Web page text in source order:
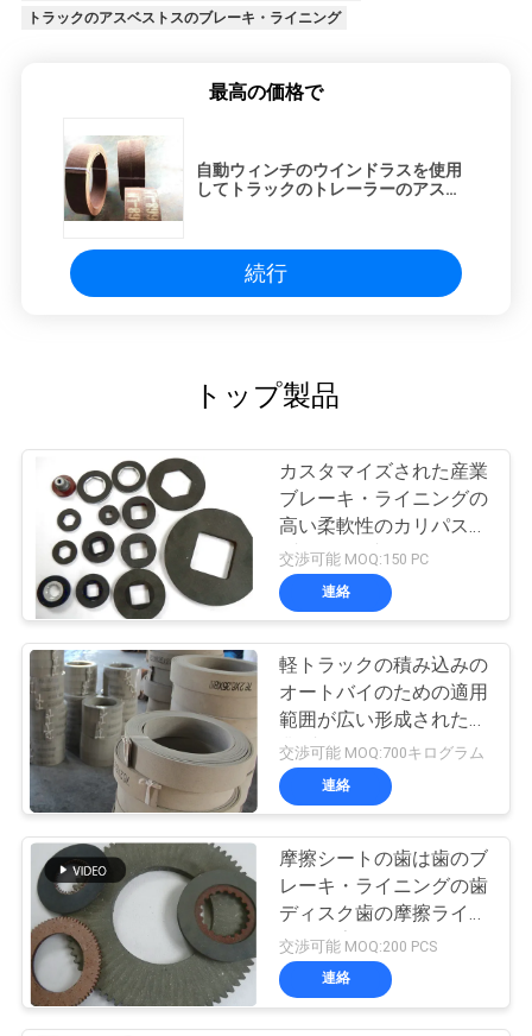
トラックのアスベストスのブレーキ・ライニング
最高の価格で
自動ウィンチのウインドラスを使用
してトラックのトレーラーのアスベ
続行
トップ製品
カスタマイズされた産業
ブレーキ・ライニングの
高い柔軟性のカリパス
ブレーキ ブロック
交渉可能 MOQ:150 PC
連絡
軽トラックの積み込みの
オートバイのための適用
範囲が広い形成された産
業ブレーキ・ライニング
交渉可能 MOQ:700キログラム
連絡
摩擦シートの歯は歯のブ
レーキ・ライニングの歯
ディスク歯の摩擦ライニ
ングを広げる
交渉可能 MOQ:200 PCS
連絡